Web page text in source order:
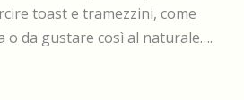
toast e tramezzini, come
o da gustare così al naturale….